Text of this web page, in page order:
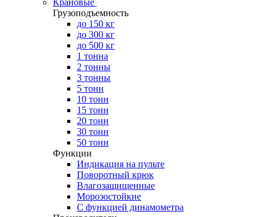
Крановые
Грузоподъемность
до 150 кг
до 300 кг
до 500 кг
1 тонна
2 тонны
3 тонны
5 тонн
10 тонн
15 тонн
20 тонн
30 тонн
50 тонн
Функции
Индикация на пульте
Поворотный крюк
Влагозащищенные
Морозостойкие
С функцией динамометра